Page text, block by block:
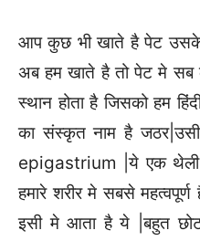
आप कुछ भी खाते है पेट उसके
अब हम खाते है तो पेट मे सब
स्थान होता है जिसको हम
का संस्कृत नाम है
epigastrium |ये एक थेली
हमारे शरीर मे सबसे
इसी मे आता है ये |बहुत